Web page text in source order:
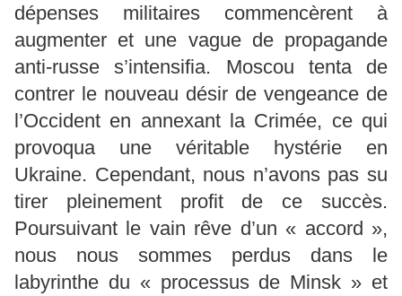
dépenses militaires commencèrent à
augmenter et une vague de propagande
anti-russe s’intensifia. Moscou tenta de
contrer le nouveau désir de vengeance de
l’Occident en annexant la Crimée, ce qui
provoqua une véritable hystérie en
Ukraine. Cependant, nous n’avons pas su
tirer pleinement profit de ce succès.
Poursuivant le vain rêve d’un « accord »,
nous nous sommes perdus dans le
labyrinthe du « processus de Minsk » et